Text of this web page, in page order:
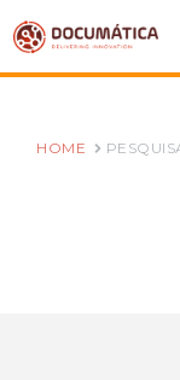
HOME